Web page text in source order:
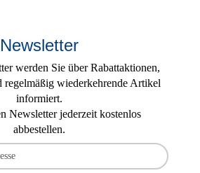
Newsletter
werden Sie über Rabattaktionen,
regelmäßig wiederkehrende Artikel
informiert.
Newsletter jederzeit kostenlos
abbestellen.